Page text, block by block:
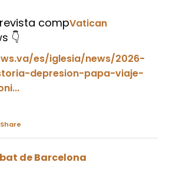
compVatican
👇
es/iglesia/news/2026-
depresion-papa-viaje-
Share
de Barcelona